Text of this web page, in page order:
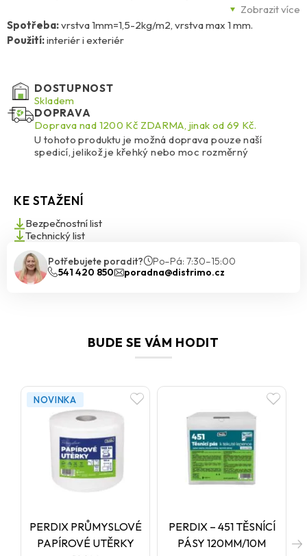
Zobrazit více
, která brání prosakování vody pod hydrostatickým
tlakem a zároveň nepropouští vlhkost. Hmota je dostupná v šedé
barvě a díky mikroporézní struktuře umožňuje prostup vodních
Výsledná vrstva jevysoce pružná, pevně přilnavá
přírodnímu i umělému kameni, kovům včetně oceli, mědi či
galvanizovaného plechu. Vyniká také
do –35 °C, rozmrazovacím solím, abrazi a má protismykové
vlastnosti. Navíc účinněbrání prostupu radonu, což z ní dělá
ideální volbu i pro spodní stavby.
betonů, potěrů, zdí, základů staveb, základových desek či
sklepních stěn. Skvěle se hodí pro
balkony, terasy a garáže
Lze ji využít také jako
protikarbonatační nátěrbetonových konstrukcí.
Spotřeba:vrstva 1mm=1,5-2kg/m2, vrstva max 1 mm.
Použití:interiér i exteriér
DOSTUPNOST
Skladem
DOPRAVA
Doprava nad 1200 Kč ZDARMA, jinak od 69 Kč.
U tohoto produktu je možná doprava pouze naší
spedicí, jelikož je křehký nebo moc rozměrný
KE STAŽENÍ
Bezpečnostní list
Technický list
Potřebujete poradit?
Po–Pá: 7:30–15:00
541 420 850
poradna@distrimo.cz
BUDE SE VÁM HODIT
NOVINKA
PERDIX PRŮMYSLOVÉ
PAPÍROVÉ UTĚRKY
PERDIX – 451 TĚSNÍCÍ
PÁSY 120MM/10M